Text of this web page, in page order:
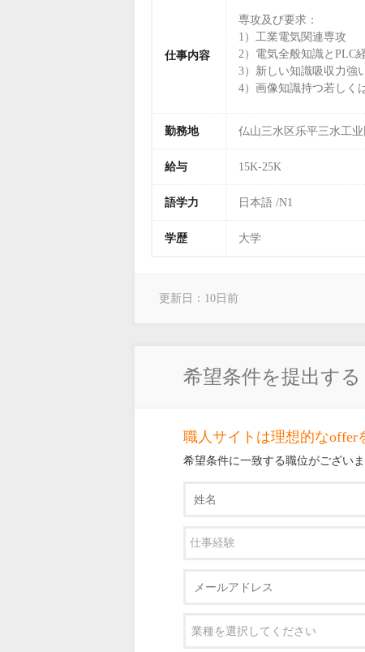
仕事内容
専攻及び要求：
1）工業電気関連専攻
2）電気全般知識とPLC
3）新しい知識吸収力強
4）画像知識持つ若しく
給与：12-20K手取り
1）従業ビザ；
3）年一回の帰国休暇（
勤務地 仏山三水区乐平三水工业
給与 15K-25K
語学力 日本語 /N1
学歴 大学
更新日：10日前